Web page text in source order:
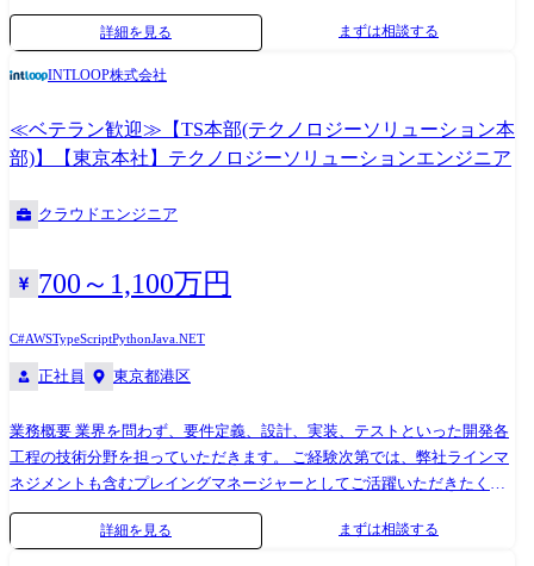
な技術に対応できる体制を整備し、リモート開発の拠点として拡大させ
ることを目指しています。 将来的には、リモート開発拠点を全国に広
て:https://www.intloop.com/news/20240924/
ず、約5万名のプロフェッショナルネットワークを活用しながら、ゼロベ
ースで技術選定・アーキテクチャ設計を行い、ビジネスと技術の両面か
の策定 ・業務要件・非機能要件を踏まえた設計および技術的意思決定 ・
技術課題・リスクの特定および解決方針の提示 ・ステークホルダーとの
合意形成(顧客・経営層含む) ・開発チームの技術リードおよび品質担保
として、アーキテクチャ設計および技術意思決定をリードいただきま
ビジネス成果に直結するシステム構築を推進する役割を期待していま
す。 プロジェクト例 ・業務系システム刷新における全体アーキテクチャ
ージ 既存の技術やアーキテクチャに縛られず、あるべきシステムをゼロ
持ちたい方を歓迎します。
詳細を見る まずは相談する
INTLOOP株式会社
≪ベテラン歓迎≫【TS本部(テクノロジーソリューション本
部)】【東京本社】テクノロジーソリューションエンジニア
クラウドエンジニア
700～1,100万円
C#AWSTypeScriptPythonJava .NET
正社員 東京都港区
業務概要 業界を問わず、要件定義、設計、実装、テストといった開発各
工程の技術分野を担っていただきます。 ご経験次第では、弊社ラインマ
ネジメントも含むプレイングマネージャーとしてご活躍いただきたく考
えております。 職種としては下記の様な業務系se/クラウド/qaコンサル
タントといった枠でご案内いたします。 上流工程やプロジェクト推進
詳細を見る まずは相談する